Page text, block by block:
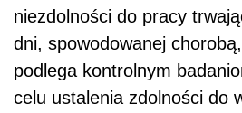
niezdolności do pracy
dni, spowodowanej
podlega kontrolnym
celu ustalenia zdolności do